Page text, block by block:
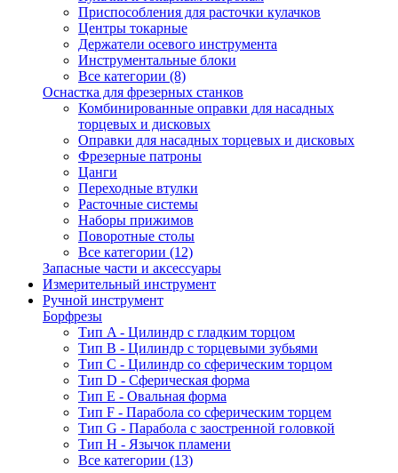
Приспособления для расточки кулачков
Центры токарные
Держатели осевого инструмента
Инструментальные блоки
Все категории (8)
Оснастка для фрезерных станков
Комбинированные оправки для насадных
торцевых и дисковых
Оправки для насадных торцевых и дисковых
Фрезерные патроны
Цанги
Переходные втулки
Расточные системы
Наборы прижимов
Поворотные столы
Все категории (12)
Запасные части и аксессуары
Измерительный инструмент
Ручной инструмент
Борфрезы
Тип A - Цилиндр с гладким торцом
Тип В - Цилиндр с торцевыми зубьями
Тип С - Цилиндр со сферическим торцом
Тип D - Сферическая форма
Тип Е - Овальная форма
Тип F - Парабола со сферическим торцем
Тип G - Парабола с заостренной головкой
Тип H - Язычок пламени
Все категории (13)